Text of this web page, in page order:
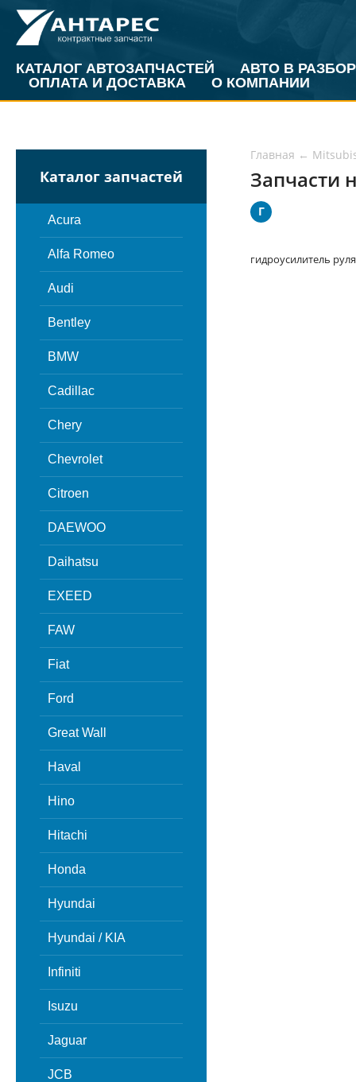
КАТАЛОГ АВТОЗАПЧАСТЕЙ
АВТО В РАЗБОР
ОПЛАТА И ДОСТАВКА
О КОМПАНИИ
Каталог запчастей
Acura
Alfa Romeo
Audi
Bentley
BMW
Cadillac
Chery
Chevrolet
Citroen
DAEWOO
Daihatsu
EXEED
FAW
Fiat
Ford
Great Wall
Haval
Hino
Hitachi
Honda
Hyundai
Hyundai / KIA
Infiniti
Isuzu
Jaguar
JCB
Главная ←
Запчасти
Г
гидроусилитель руля